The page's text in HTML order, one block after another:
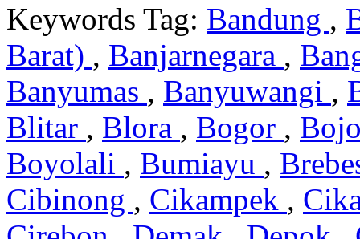
Keywords Tag: Bandung ,
Barat) , Banjarnegara ,
Banyumas , Banyuwangi ,
Blitar , Blora , Bogor ,
Boyolali , Bumiayu ,
Cibinong , Cikampek ,